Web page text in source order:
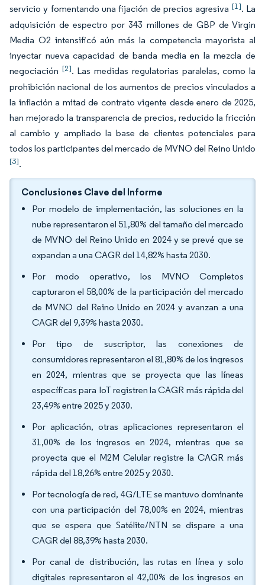
servicio y fomentando una fijación de precios agresiva [1]. La
adquisición de espectro por 343 millones de GBP de Virgin
Media O2 intensificó aún más la competencia mayorista al
inyectar nueva capacidad de banda media en la mezcla de
negociación [2]. Las medidas regulatorias paralelas, como la
prohibición nacional de los aumentos de precios vinculados a
la inflación a mitad de contrato vigente desde enero de 2025,
han mejorado la transparencia de precios, reducido la fricción
al cambio y ampliado la base de clientes potenciales para
todos los participantes del mercado de MVNO del Reino Unido
[3].
Conclusiones Clave del Informe
Por modelo de implementación, las soluciones en la
nube representaron el 51,80% del tamaño del mercado
de MVNO del Reino Unido en 2024 y se prevé que se
expandan a una CAGR del 14,82% hasta 2030.
Por modo operativo, los MVNO Completos
capturaron el 58,00% de la participación del mercado
de MVNO del Reino Unido en 2024 y avanzan a una
CAGR del 9,39% hasta 2030.
Por tipo de suscriptor, las conexiones de
consumidores representaron el 81,80% de los ingresos
en 2024, mientras que se proyecta que las líneas
específicas para IoT registren la CAGR más rápida del
23,49% entre 2025 y 2030.
Por aplicación, otras aplicaciones representaron el
31,00% de los ingresos en 2024, mientras que se
proyecta que el M2M Celular registre la CAGR más
rápida del 18,26% entre 2025 y 2030.
Por tecnología de red, 4G/LTE se mantuvo dominante
con una participación del 78,00% en 2024, mientras
que se espera que Satélite/NTN se dispare a una
CAGR del 88,39% hasta 2030.
Por canal de distribución, las rutas en línea y solo
digitales representaron el 42,00% de los ingresos en